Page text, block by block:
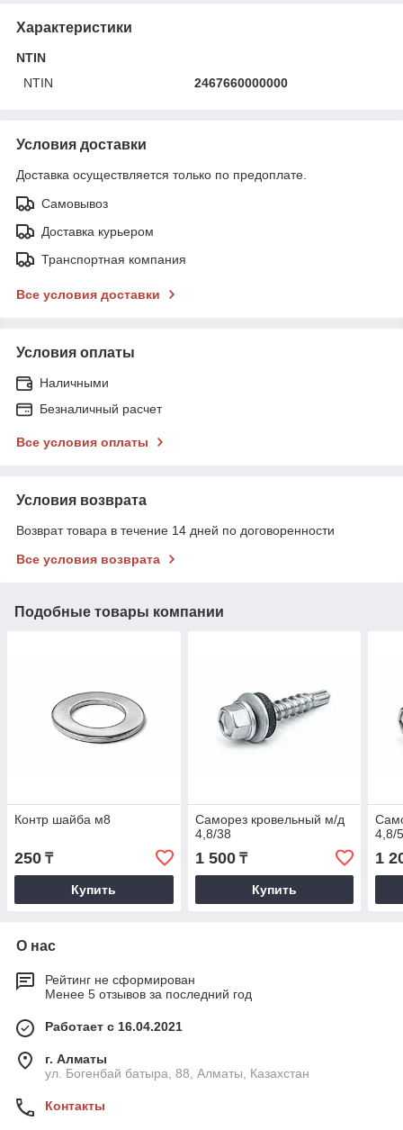
Характеристики
NTIN
NTIN
2467660000000
Условия доставки
Доставка осуществляется только по предоплате.
Самовывоз
Доставка курьером
Транспортная компания
Все условия доставки
Условия оплаты
Наличными
Безналичный расчет
Все условия оплаты
Условия возврата
Возврат товара в течение 14 дней по договоренности
Все условия возврата
Подобные товары компании
Контр шайба м8
250 ₸
Купить
Саморез кровельный м/д
4,8/38
1 500₸
Купить
4,8/
1
О нас
Рейтинг не сформирован
Менее 5 отзывов за последний год
Работает с 16.04.2021
г. Алматы
ул. Богенбай батыра, 88, Алматы, Казахстан
Контакты